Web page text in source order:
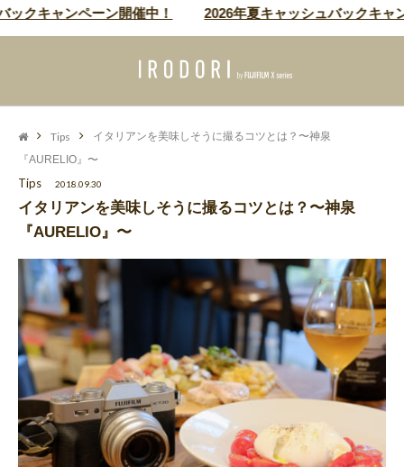
ャンペーン開催中！ 2026年夏キャッシュバックキャンペー
Tips
イタリアンを美味しそうに撮るコツとは？〜神泉
『AURELIO』〜
Tips 2018.09.30
イタリアンを美味しそうに撮るコツとは？〜神泉
『AURELIO』〜